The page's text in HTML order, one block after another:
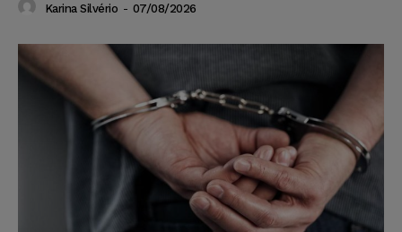
Karina Silvério - 07/08/2026